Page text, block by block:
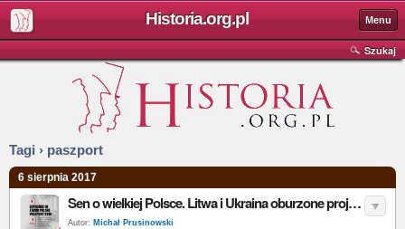
Historia.org.pl Menu
Szukaj
Tagi › paszport
6 sierpnia 2017
Sen o wielkiej Polsce. Litwa i Ukraina oburzone projektem polskiego paszportu
Autor: Michał Prusinowski